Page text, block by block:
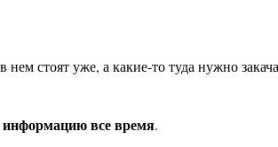
стоят уже, а какие-то туда нужно
информацию все время.